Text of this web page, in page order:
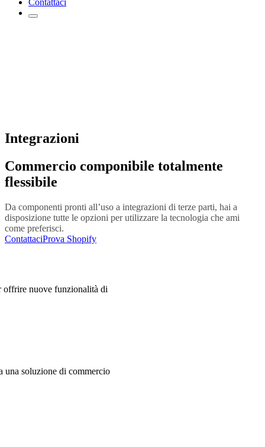
Contattaci
Integrazioni
Commercio componibile totalmente
flessibile
Da componenti pronti all’uso a integrazioni di terze parti, hai a
disposizione tutte le opzioni per utilizzare la tecnologia che ami
come preferisci.
ContattaciProva Shopify
offrire nuove funzionalità di
una soluzione di commercio